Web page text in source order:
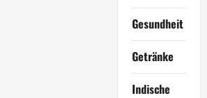
Gesundheit
Getränke
Indische